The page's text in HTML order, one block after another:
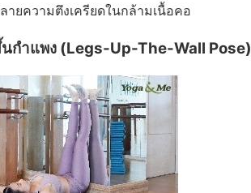
ายความตึงเครียดในกล้ามเนื้อคอ
กำแพง (Legs-Up-The-Wall Pose)